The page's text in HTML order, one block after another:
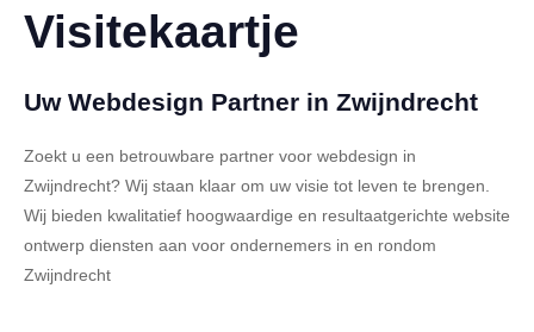
Visitekaartje
Uw Webdesign Partner in Zwijndrecht
Zoekt u een betrouwbare partner voor webdesign in
Zwijndrecht? Wij staan klaar om uw visie tot leven te brengen.
Wij bieden kwalitatief hoogwaardige en resultaatgerichte website
ontwerp diensten aan voor ondernemers in en rondom
Zwijndrecht